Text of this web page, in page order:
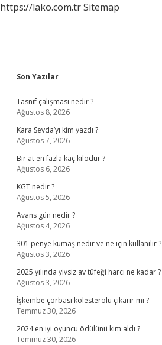
https://lako.com.trSitemap
Sidebar
Son Yazılar
Tasnif çalışması nedir ?
Ağustos 8, 2026
Kara Sevda’yı kim yazdı ?
Ağustos 7, 2026
Bir at en fazla kaç kilodur ?
Ağustos 6, 2026
KGT nedir ?
Ağustos 5, 2026
Avans gün nedir ?
Ağustos 4, 2026
301 penye kumaş nedir ve ne için kullanılır ?
Ağustos 3, 2026
2025 yılında yivsiz av tüfeği harcı ne kadar ?
Ağustos 3, 2026
İşkembe çorbası kolesterolü çıkarır mı ?
Temmuz 30, 2026
2024 en iyi oyuncu ödülünü kim aldı ?
Temmuz 30, 2026